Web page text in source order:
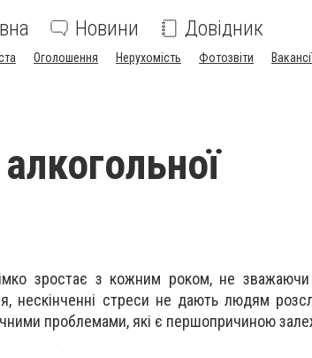
Новини Довідник
Оголошення Нерухомість Фотозвіти
зростає з кожним роком, не зважаючи
нескінченні стреси не дають людям
проблемами, які є першопричиною